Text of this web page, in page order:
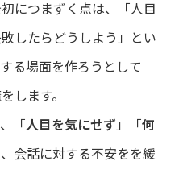
につまずく点は、「人目
したらどうしよう」とい
る場面を作ろうとして
します。
「人目を気にせず 」「何
会話に対する不安をを緩